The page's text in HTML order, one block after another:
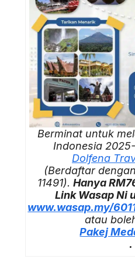
Berminat untuk
Indonesia
Dolfena
(Berdaftar
11491).Hanya
Link Wasap Ni
www.wasap.my/
atau
Pakej
.